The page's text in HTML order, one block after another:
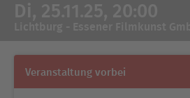
Veranstaltung vorbei